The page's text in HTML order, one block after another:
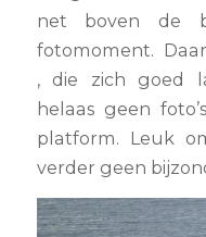
net boven de
fotomoment.
, die zich goed
helaas geen
platform. Leuk
verder geen